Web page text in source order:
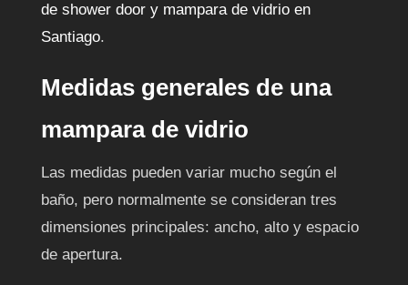
de shower door y mampara de vidrio en
Santiago.
Medidas generales de una
mampara de vidrio
Las medidas pueden variar mucho según el
baño, pero normalmente se consideran tres
dimensiones principales: ancho, alto y espacio
de apertura.